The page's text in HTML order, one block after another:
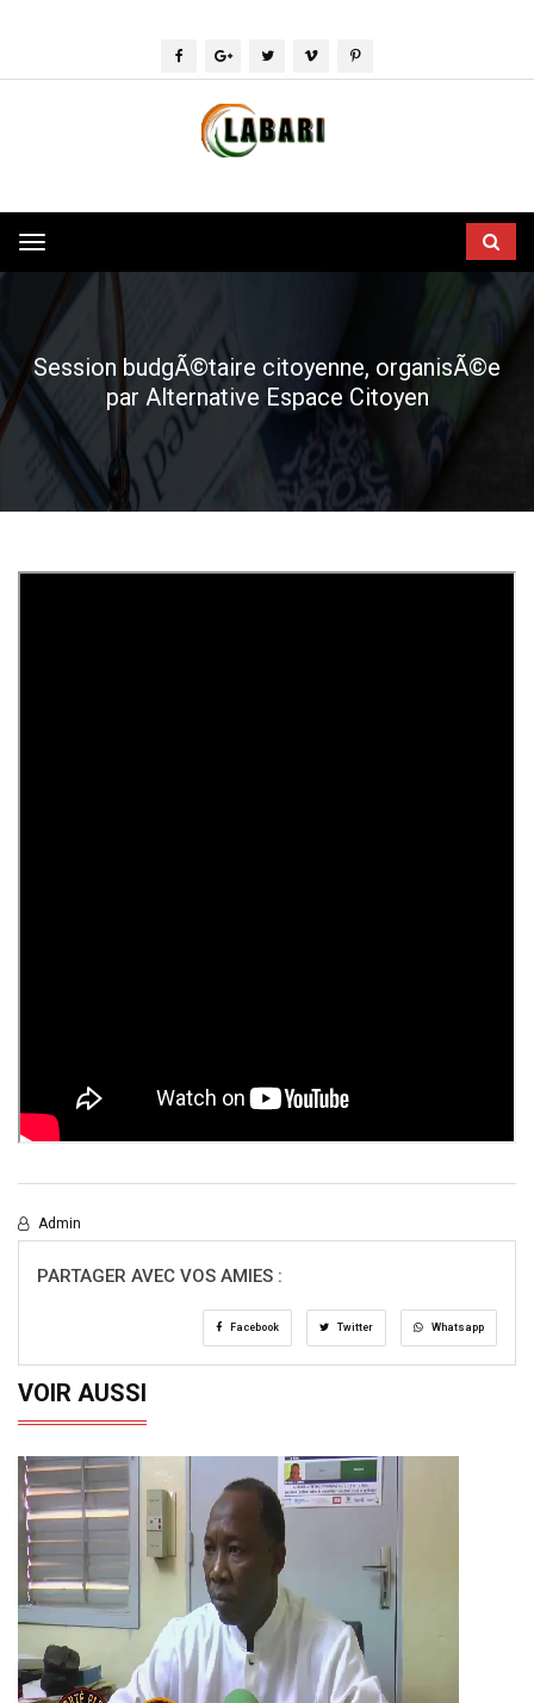
Toggle
navigation
Session budgÃ©taire citoyenne, organisÃ©e
par Alternative Espace Citoyen
Admin
PARTAGER AVEC VOS AMIES :
Facebook Twitter Whatsapp
VOIR AUSSI